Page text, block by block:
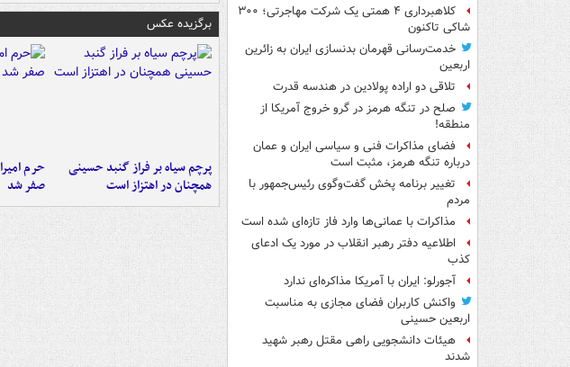
کلاهبرداری ۴ همتی یک شرکت مهاجرتی؛ ۳۰۰
شاکی تاکنون
خدمت‌رسانی قهرمان بدنسازی ایران به زائرین
اربعین
تلاقی دو اراده پولادین در هندسه قدرت
صلح در تنگه هرمز در گرو خروج آمریکا از
منطقه!
فضای مذاکرات فنی و سیاسی ایران و عمان
درباره تنگه هرمز، مثبت است
تغییر برنامه پخش گفت‌وگوی رئیس‌جمهور با
مردم
مذاکرات با عمانی‌ها وارد فاز تازه‌ای شده است
اطلاعیه دفتر رهبر انقلاب در مورد یک ادعای
کذب
آجورلو: ایران با آمریکا مذاکره‌ای ندارد
واکنش کاربران فضای مجازی به مناسبت
اربعین حسینی
هیئات دانشجویی راهی مقتل رهبر شهید
شدند
برگزیده عکس
پرچم سیاه بر فراز گنبد حسینی
همچنان در اهتزاز است
حرم
صفر شد